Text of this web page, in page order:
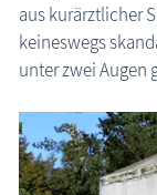
aus kurärztlicher
keineswegs
unter zwei Augen